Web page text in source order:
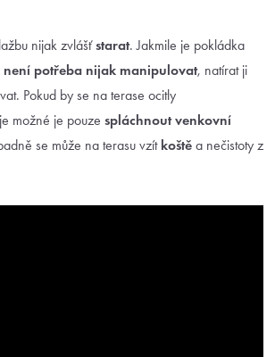
nijak zvlášťstarat. Jakmile je pokládka
není potřeba nijak manipulovat, natírat ji
Pokud by se na terase ocitly
možné je pouze spláchnout venkovní
se může na terasu vzít koště a nečistoty z